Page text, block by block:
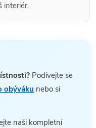
interiér.
Podívejte se
obýváku nebo si
naši kompletní